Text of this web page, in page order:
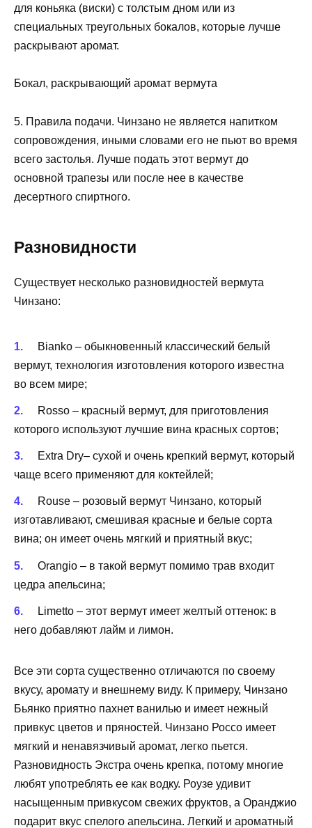
для коньяка (виски) с толстым дном или из
специальных треугольных бокалов, которые лучше
раскрывают аромат.
Бокал, раскрывающий аромат вермута
5. Правила подачи. Чинзано не является напитком
сопровождения, иными словами его не пьют во время
всего застолья. Лучше подать этот вермут до
основной трапезы или после нее в качестве
десертного спиртного.
Разновидности
Существует несколько разновидностей вермута
Чинзано:
Bianko – обыкновенный классический белый
вермут, технология изготовления которого известна
во всем мире;
Rosso – красный вермут, для приготовления
которого используют лучшие вина красных сортов;
Extra Dry– сухой и очень крепкий вермут, который
чаще всего применяют для коктейлей;
Rouse – розовый вермут Чинзано, который
изготавливают, смешивая красные и белые сорта
вина; он имеет очень мягкий и приятный вкус;
Orangio – в такой вермут помимо трав входит
цедра апельсина;
Limetto – этот вермут имеет желтый оттенок: в
него добавляют лайм и лимон.
Все эти сорта существенно отличаются по своему
вкусу, аромату и внешнему виду. К примеру, Чинзано
Бьянко приятно пахнет ванилью и имеет нежный
привкус цветов и пряностей. Чинзано Россо имеет
мягкий и ненавязчивый аромат, легко пьется.
Разновидность Экстра очень крепка, потому многие
любят употреблять ее как водку. Роузе удивит
насыщенным привкусом свежих фруктов, а Оранджио
подарит вкус спелого апельсина. Легкий и ароматный